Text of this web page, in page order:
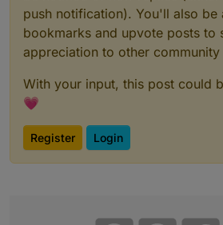
push notification). You'll also be
bookmarks and upvote posts to
appreciation to other community
With your input, this post could
💗
Register Login